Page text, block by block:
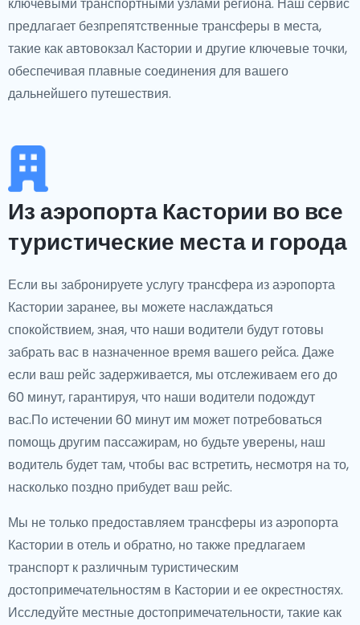
предлагает безпрепятственные трансферы в места,
такие как автовокзал Кастории и другие ключевые точки,
обеспечивая плавные соединения для вашего
дальнейшего путешествия.
Из аэропорта Кастории во все
туристические места и города
Если вы забронируете услугу трансфера из аэропорта
Кастории заранее, вы можете наслаждаться
спокойствием, зная, что наши водители будут готовы
забрать вас в назначенное время вашего рейса. Даже
если ваш рейс задерживается, мы отслеживаем его до
60 минут, гарантируя, что наши водители подождут
вас.По истечении 60 минут им может потребоваться
помощь другим пассажирам, но будьте уверены, наш
водитель будет там, чтобы вас встретить, несмотря на то,
насколько поздно прибудет ваш рейс.
Мы не только предоставляем трансферы из аэропорта
Кастории в отель и обратно, но также предлагаем
транспорт к различным туристическим
достопримечательностям в Кастории и ее окрестностях.
Исследуйте местные достопримечательности, такие как